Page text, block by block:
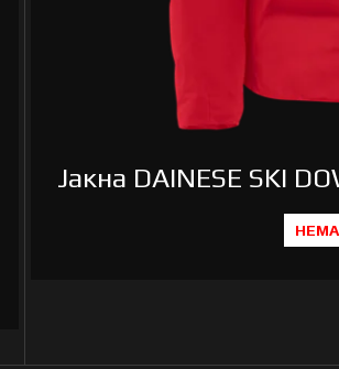
Јакна DAINESE SKI